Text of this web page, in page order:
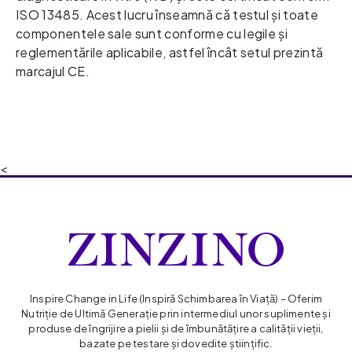
ISO 13485. Acest lucru înseamnă că testul și toate
componentele sale sunt conforme cu legile și
reglementările aplicabile, astfel încât setul prezintă
marcajul CE.
<
Inspire Change in Life (Inspiră Schimbarea în Viaţă) – Oferim
Nutriție de Ultimă Generație prin intermediul unor suplimente și
produse de îngrijire a pielii și de îmbunătățire a calității vieții,
bazate pe testare și dovedite științific.